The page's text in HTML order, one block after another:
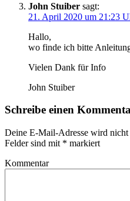
John Stuiber sagt:
21. April 2020 um 21:23
Hallo,
wo finde ich bitte
Vielen Dank für Info
John Stuiber
Schreibe einen
Deine E-Mail-Adresse wird
Felder sind mit * markiert
Kommentar